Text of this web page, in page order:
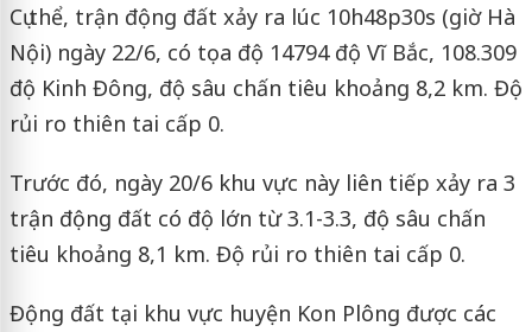
Cụ thể, trận động đất xảy ra lúc 10h48p30s (giờ Hà
Nội) ngày 22/6, có tọa độ 14794 độ Vĩ Bắc, 108.309
độ Kinh Đông, độ sâu chấn tiêu khoảng 8,2 km. Độ
rủi ro thiên tai cấp 0.
Trước đó, ngày 20/6 khu vực này liên tiếp xảy ra 3
trận động đất có độ lớn từ 3.1-3.3, độ sâu chấn
tiêu khoảng 8,1 km. Độ rủi ro thiên tai cấp 0.
Động đất tại khu vực huyện Kon Plông được các